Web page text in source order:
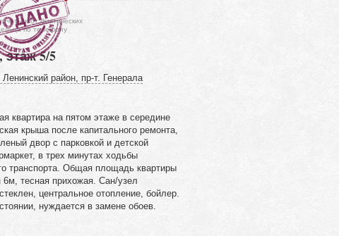
от фактических
по телефону
этаж 5/5
район, пр-т. Генерала
квартира на пятом этаже в середине
крыша после капитального ремонта,
двор с парковкой и детской
в трех минутах ходьбы
транспорта. Общая площадь квартиры
тесная прихожая. Сан/узел
центральное отопление, бойлер.
нуждается в замене обоев.